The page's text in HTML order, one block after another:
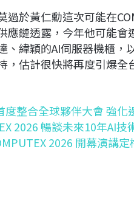
過於黃仁勳這次可能在
應鏈透露，今年他可能
、緯穎的AI伺服器機櫃
，估計很快將再度引爆全
度整合全球夥伴大會 強化
2026 暢談未來10年AI技
2026 開幕演講